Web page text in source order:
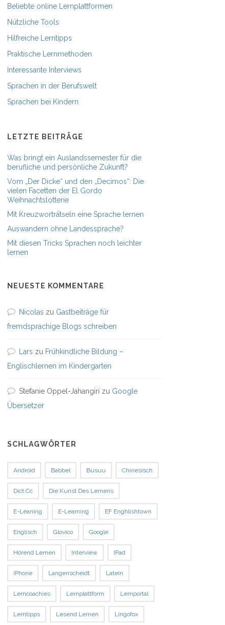
Beliebte online Lernplattformen
Nützliche Tools
Hilfreiche Lerntipps
Praktische Lernmethoden
Interessante Interviews
Sprachen in der Berufswelt
Sprachen bei Kindern
LETZTE BEITRÄGE
Was bringt ein Auslandssemester für die
berufliche und persönliche Zukunft?
Vom „Der Dicke“ und den „Decimos“: Die
vielen Facetten der El Gordo
Weihnachtslotterie
Mit Kreuzworträtseln eine Sprache lernen
Auswandern ohne Landessprache?
Mit diesen Tricks Sprachen noch leichter
lernen
NEUESTE KOMMENTARE
Nicolas zu Gastbeiträge für
fremdsprachige Blogs schreiben
Lars zu Frühkindliche Bildung –
Englischlernen im Kindergarten
Stefanie Oppel-Jahangiri zu Google
Übersetzer
SCHLAGWÖRTER
Android Babbel Busuu Chinesisch
Dict.cc Die Kunst Des Lernens
E-Leaning E-Learning EF Enghlishtown
Englisch Glovico Google
Hörend Lernen Interview IPad
IPhone Langenscheidt Latein
Lerncoachies Lernplattform Lernportal
Lerntipps Lesend Lernen Lingofox